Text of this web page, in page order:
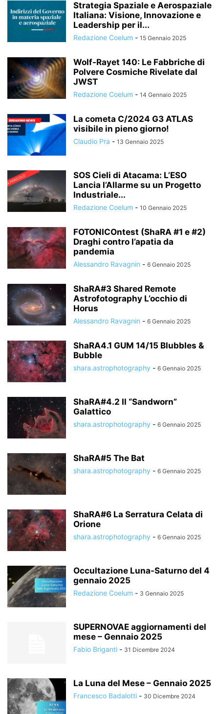
Strategia Spaziale e Aerospaziale
Italiana: Visione, Innovazione e
Leadership per il...
Redazione Coelum - 15 Gennaio 2025
Wolf-Rayet 140: Le Fabbriche di
Polvere Cosmiche Rivelate dal
JWST
Redazione Coelum - 14 Gennaio 2025
La cometa C/2024 G3 ATLAS
visibile in pieno giorno!
Claudio Pra - 13 Gennaio 2025
SOS Cieli di Atacama: L’ESO
Lancia l’Allarme su un Progetto
Industriale...
Redazione Coelum - 10 Gennaio 2025
FOTONICOntest (ShaRA #1 e #2)
Draghi contro l’apatia da
pandemia
Alessandro Ravagnin - 6 Gennaio 2025
ShaRA#3 Shared Remote
Astrofotography L’occhio di
Horus
Alessandro Ravagnin - 6 Gennaio 2025
ShaRA4.1 GUM 14/15 Blubbles &
Bubble
shara.astrophotography - 6 Gennaio 2025
ShaRA#4.2 Il “Sandworn”
Galattico
shara.astrophotography - 6 Gennaio 2025
ShaRA#5 The Bat
shara.astrophotography - 6 Gennaio 2025
ShaRA#6 La Serratura Celata di
Orione
shara.astrophotography - 6 Gennaio 2025
Occultazione Luna-Saturno del 4
gennaio 2025
Redazione Coelum - 3 Gennaio 2025
SUPERNOVAE aggiornamenti del
mese – Gennaio 2025
Fabio Briganti - 31 Dicembre 2024
La Luna del Mese – Gennaio 2025
Francesco Badalotti - 30 Dicembre 2024